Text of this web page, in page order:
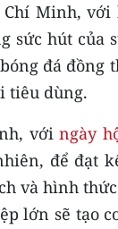
Minh,
sức hút
đá đồng
tiêu dùng.
vớingày
để đạt
và hình
lớn sẽ tạo